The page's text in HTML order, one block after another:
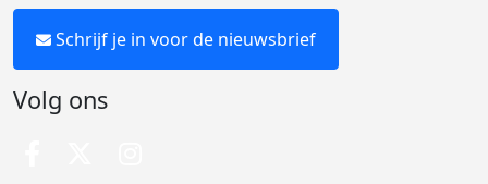
Schrijf je in voor de nieuwsbrief
Volg ons